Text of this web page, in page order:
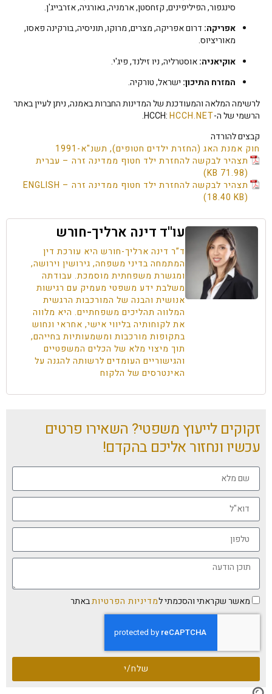
סינגפור, הפיליפינים, קזחסטן, ארמניה, גאורגיה, אזרבייג'ן.
אפריקה:דרום אפריקה, מצרים, מרוקו, תוניסיה, בורקינה פאסו,
מאוריציוס.
אוקיאניה:אוסטרליה, ניו זילנד, פיג'י.
המזרח התיכון:ישראל, טורקיה.
לרשימה המלאה והמעודכנת של המדינות החברות באמנה, ניתן לעיין באתר
הרשמי של ה-HCCH:HCCH.NET
.
קבצים להורדה
חוק אמנת האג (החזרת ילדים חטופים), תשנ"א-1991
תצהיר לבקשה להחזרת ילד חטוף ממדינה זרה – עברית
תצהיר לבקשה להחזרת ילד חטוף ממדינה זרה – ENGLISH
עו''ד דינה ארליך-חורש
ד”ר דינה ארליך-חורש היא עורכת דין
המתמחה בדיני משפחה, גירושין וירושה,
ומגשרת משפחתית מוסמכת. עבודתה
משלבת ידע משפטי מעמיק עם רגישות
אנושית והבנה של המורכבות הרגשית
המלווה תהליכים משפחתיים. היא מלווה
את לקוחותיה בליווי אישי, אחראי ונחוש
בתקופות מורכבות ומשמעותיות בחייהם,
תוך מיצוי מלא של הכלים המשפטיים
והגישוריים העומדים לרשותה להגנה על
האינטרסים של הלקוח
זקוקים לייעוץ משפטי? השאירו פרטים
עכשיו ונחזור אליכם בהקדם!
מאשר שקראתי והסכמתי למדיניות הפרטיותבאתר
שלח/י